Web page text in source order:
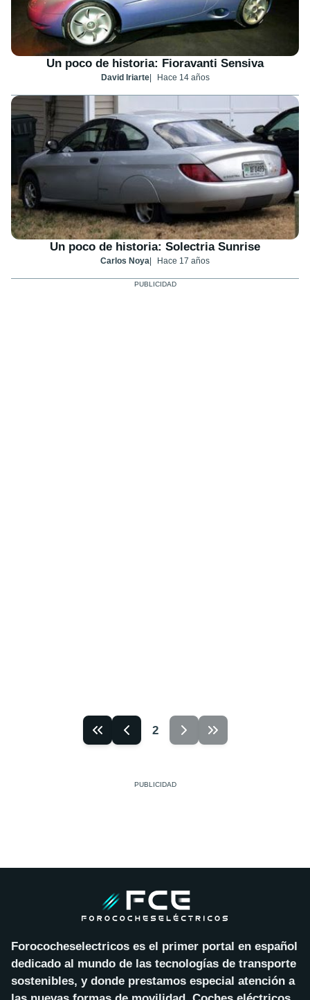
Un poco de historia: Fioravanti Sensiva
David Iriarte Hace 14 años
Un poco de historia: Solectria Sunrise
Carlos Noya Hace 17 años
2
Forococheselectricos es el primer portal en español
dedicado al mundo de las tecnologías de transporte
sostenibles, y donde prestamos especial atención a